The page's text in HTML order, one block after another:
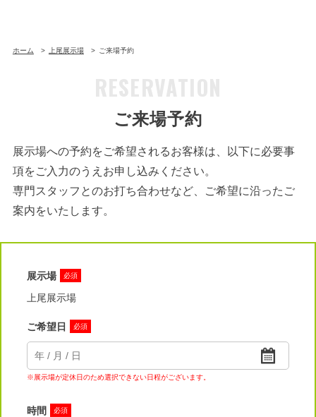
ホーム 上尾展示場 ご来場予約
ご来場予約
展示場への予約をご希望されるお客様は、以下に必要事
項をご入力のうえお申し込みください。
専門スタッフとのお打ち合わせなど、ご希望に沿ったご
案内をいたします。
展示場 必須
上尾展示場
ご希望日 必須
※展示場が定休日のため選択できない日程がございます。
時間 必須